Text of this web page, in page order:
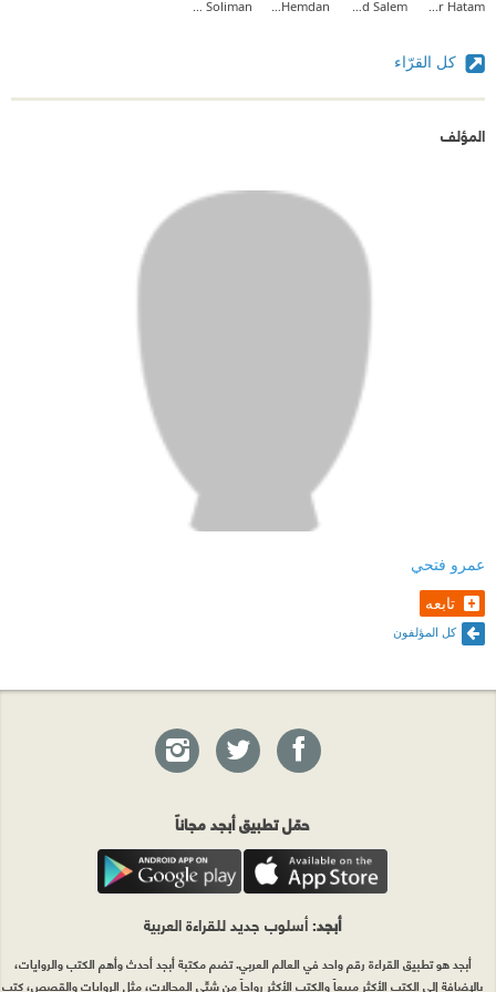
كل القرّاء
المؤلف
عمرو فتحي
تابعه
كل المؤلفون
حمّل تطبيق أبجد مجاناً
أبجد: أسلوب جديد للقراءة العربية
أبجد هو تطبيق القراءة رقم واحد في العالم العربي. تضم مكتبة أبجد أحدث وأهم الكتب والروايات،
بالإضافة إلى الكتب الأكثر مبيعاً والكتب الأكثر رواجاً من شتّى المجالات، مثل الروايات والقصص، كتب